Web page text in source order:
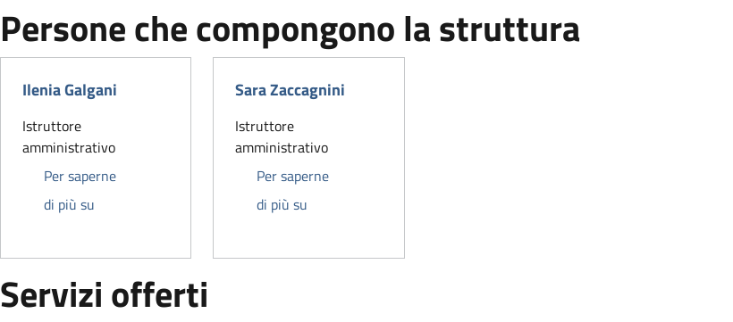
Persone che compongono la struttura
Ilenia Galgani
Istruttore
amministrativo
Per saperne
di più suIlenia Galgani
Sara Zaccagnini
Istruttore
amministrativo
Per saperne
di più su
Servizi offerti